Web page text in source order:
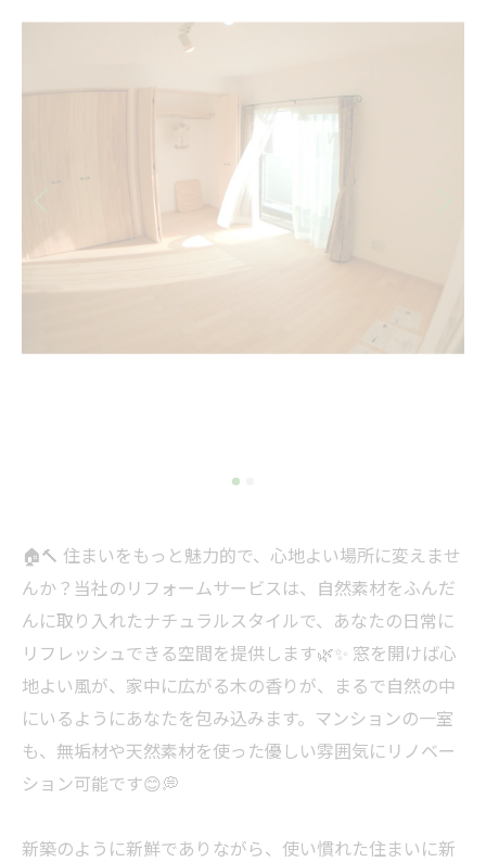
🏠🔨 住まいをもっと魅力的で、心地よい場所に変えませ
んか？当社のリフォームサービスは、自然素材をふんだ
んに取り入れたナチュラルスタイルで、あなたの日常に
リフレッシュできる空間を提供します🌿✨ 窓を開けば心
地よい風が、家中に広がる木の香りが、まるで自然の中
にいるようにあなたを包み込みます。マンションの一室
も、無垢材や天然素材を使った優しい雰囲気にリノベー
ション可能です😊💭
新築のように新鮮でありながら、使い慣れた住まいに新